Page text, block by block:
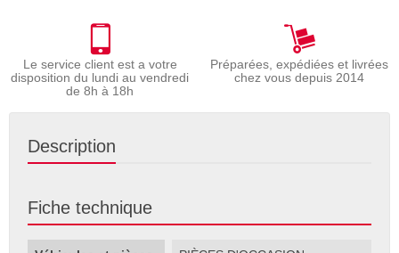
Le service client est a votre
disposition du lundi au vendredi
de 8h à 18h
Préparées, expédiées et livrées
chez vous depuis 2014
Description
Fiche technique